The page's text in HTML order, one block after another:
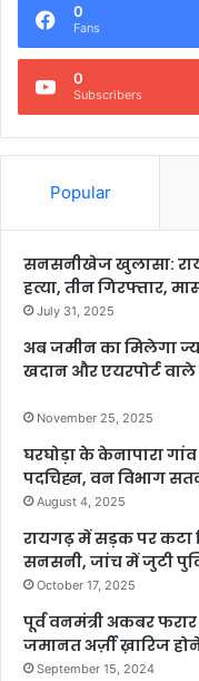
0
Fans
0
Subscribers
Popular
सनसनीखेज खुलासा:
हत्या, तीन गिरफ्तार,
July 31, 2025
अब जमीन का मिलेगा
खदान और एयरपोर्ट वाले
November 25, 2025
घरघोड़ा के केनापारा
पदचिह्न, वन विभाग
August 4, 2025
रायगढ़ में सड़क पर कटा
सनसनी, जांच में जुटी
October 17, 2025
पूर्व वनमंत्री अकबर
जमानत अर्ज़ी ख़ारिज
September 15, 2024